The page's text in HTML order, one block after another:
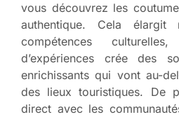
vous découvrez les
authentique. Cela élargit
compétences
d’expériences crée des
enrichissants qui vont au-
des lieux touristiques. De
direct avec les